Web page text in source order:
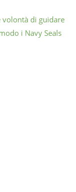
volontà di guidare
i Navy Seals